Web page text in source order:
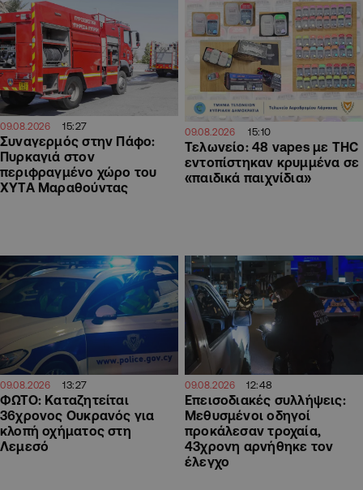
09.08.2026 15:27
Συναγερμός στην Πάφο:
Πυρκαγιά στον
περιφραγμένο χώρο του
ΧΥΤΑ Μαραθούντας
09.08.2026 15:10
Τελωνείο: 48 vapes με THC
εντοπίστηκαν κρυμμένα σε
«παιδικά παιχνίδια»
09.08.2026 13:27
ΦΩΤΟ: Καταζητείται
36χρονος Ουκρανός για
κλοπή οχήματος στη
Λεμεσό
09.08.2026 12:48
Επεισοδιακές συλλήψεις:
Μεθυσμένοι οδηγοί
προκάλεσαν τροχαία,
43χρονη αρνήθηκε τον
έλεγχο